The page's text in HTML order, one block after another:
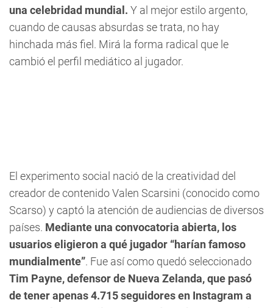
una celebridad mundial. Y al mejor estilo argento,
cuando de causas absurdas se trata, no hay
hinchada más fiel. Mirá la forma radical que le
cambió el perfil mediático al jugador.
El experimento social nació de la creatividad del
creador de contenido Valen Scarsini (conocido como
Scarso) y captó la atención de audiencias de diversos
países. Mediante una convocatoria abierta, los
usuarios eligieron a qué jugador “harían famoso
mundialmente”. Fue así como quedó seleccionado
Tim Payne, defensor de Nueva Zelanda, que pasó
de tener apenas 4.715 seguidores en Instagram a